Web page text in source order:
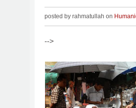
posted by rahmatullah on
-->